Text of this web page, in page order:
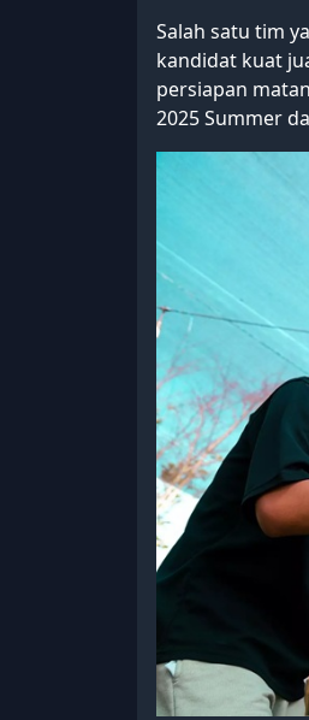
Salah satu tim
kandidat kuat
persiapan
2025 Summer